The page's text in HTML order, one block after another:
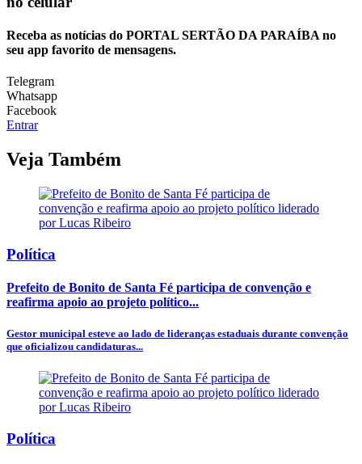
Receba as notícias do PORTAL SERTÃO DA PARAÍBA no
seu app favorito de mensagens.
Telegram
Whatsapp
Facebook
Entrar
Veja Também
Política
Prefeito de Bonito de Santa Fé participa de convenção e
reafirma apoio ao projeto político...
Gestor municipal esteve ao lado de lideranças estaduais durante convenção
que oficializou candidaturas...
Política